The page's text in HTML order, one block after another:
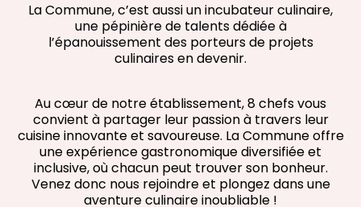
La Commune, c’est aussi un incubateur culinaire,
une pépinière de talents dédiée à
l’épanouissement des porteurs de projets
culinaires en devenir.
Au cœur de notre établissement, 8 chefs vous
convient à partager leur passion à travers leur
cuisine innovante et savoureuse. La Commune offre
une expérience gastronomique diversifiée et
inclusive, où chacun peut trouver son bonheur.
Venez donc nous rejoindre et plongez dans une
aventure culinaire inoubliable !